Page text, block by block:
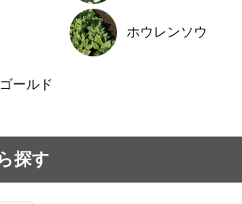
ホウレンソウ
ールド
探す